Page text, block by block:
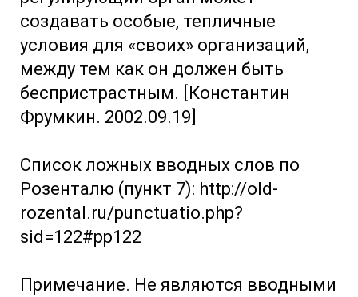
создавать особые, тепличные
условия для «своих» организаций,
между тем как он должен быть
беспристрастным. [Константин
Фрумкин. 2002.09.19]
Список ложных вводных слов по
Розенталю (пункт 7): http://old-
rozental.ru/punctuatio.php?
sid=122#pp122
Примечание. Не являются вводными